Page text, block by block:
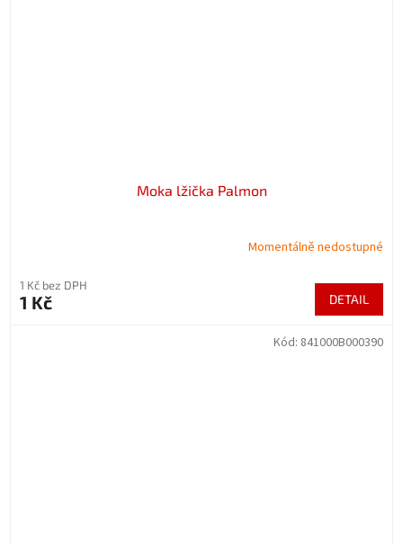
Moka lžička Palmon
Momentálně nedostupné
1 Kč bez DPH
1 Kč DETAIL
Kód: 841000B000390